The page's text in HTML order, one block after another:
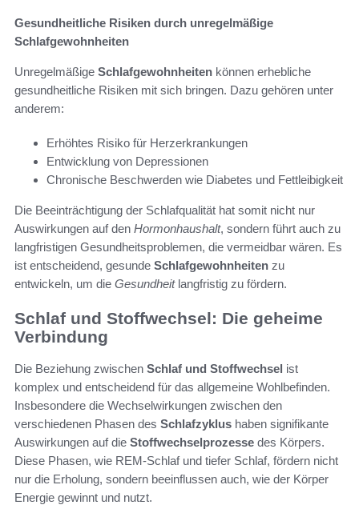
Gesundheitliche Risiken durch unregelmäßige
Schlafgewohnheiten
Unregelmäßige Schlafgewohnheiten können erhebliche
gesundheitliche Risiken mit sich bringen. Dazu gehören unter
anderem:
Erhöhtes Risiko für Herzerkrankungen
Entwicklung von Depressionen
Chronische Beschwerden wie Diabetes und Fettleibigkeit
Die Beeinträchtigung der Schlafqualität hat somit nicht nur
Auswirkungen auf den Hormonhaushalt, sondern führt auch zu
langfristigen Gesundheitsproblemen, die vermeidbar wären. Es
ist entscheidend, gesunde Schlafgewohnheiten zu
entwickeln, um die Gesundheitlangfristig zu fördern.
Schlaf und Stoffwechsel: Die geheime
Verbindung
Die Beziehung zwischen Schlaf und Stoffwechsel ist
komplex und entscheidend für das allgemeine Wohlbefinden.
Insbesondere die Wechselwirkungen zwischen den
verschiedenen Phasen des Schlafzyklus haben signifikante
Auswirkungen auf die Stoffwechselprozesse des Körpers.
Diese Phasen, wie REM-Schlaf und tiefer Schlaf, fördern nicht
nur die Erholung, sondern beeinflussen auch, wie der Körper
Energie gewinnt und nutzt.